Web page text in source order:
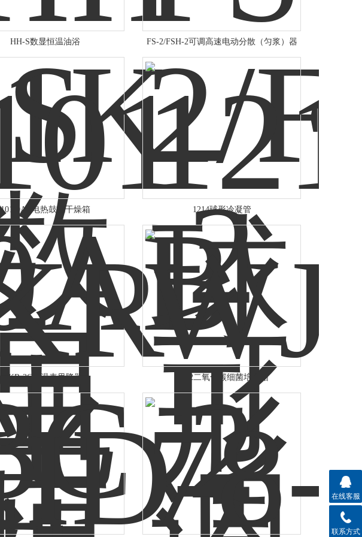
HH-S数显恒温油浴 FS-2/FSH-2可调高速电动分散（匀浆）器
101-0AB电热鼓风干燥箱 1214球形冷凝管
KR-3C体温表甩降器 WJ-2二氧化碳细菌培养箱
在线客服
联系方式